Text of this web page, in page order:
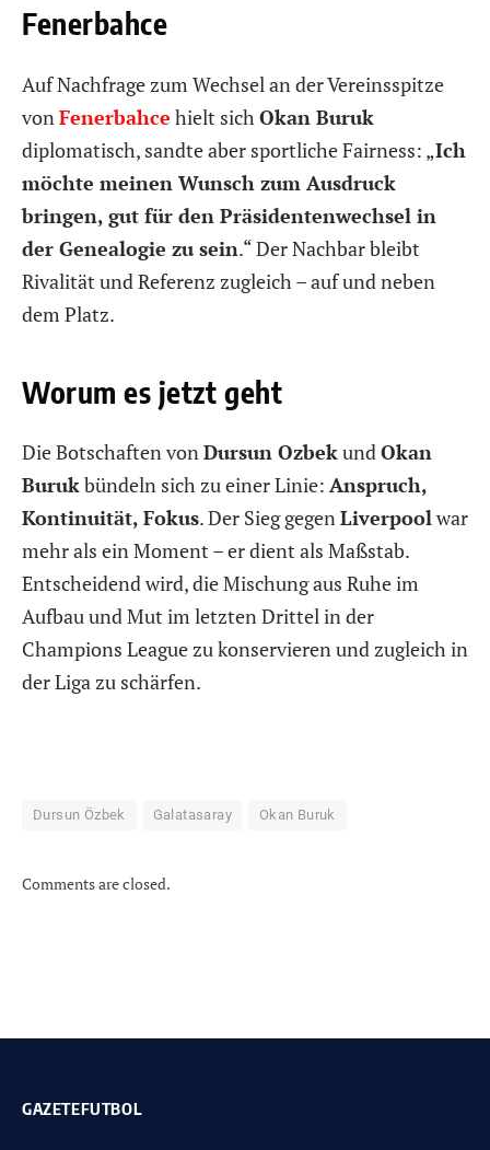
Fenerbahce
Auf Nachfrage zum Wechsel an der Vereinsspitze
von Fenerbahce hielt sich Okan Buruk
diplomatisch, sandte aber sportliche Fairness: „Ich
möchte meinen Wunsch zum Ausdruck
bringen, gut für den Präsidentenwechsel in
der Genealogie zu sein.“ Der Nachbar bleibt
Rivalität und Referenz zugleich – auf und neben
dem Platz.
Worum es jetzt geht
Die Botschaften vonDursun OzbekundOkan
Burukbündeln sich zu einer Linie: Anspruch,
Kontinuität, Fokus. Der Sieg gegenLiverpoolwar
mehr als ein Moment – er dient als Maßstab.
Entscheidend wird, die Mischung aus Ruhe im
Aufbau und Mut im letzten Drittel in der
Champions League zu konservieren und zugleich in
der Liga zu schärfen.
Dursun Özbek Galatasaray Okan Buruk
Comments are closed.
GAZETEFUTBOL